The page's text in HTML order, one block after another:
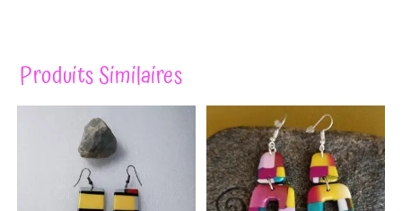
Produits Similaires